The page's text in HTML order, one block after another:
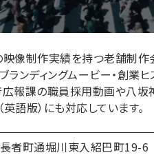
像制作実績を持つ老舗制作
ランディングムービー・創業
広報課の職員採用動画や八
語版）にも対応しています。
者町通堀川東入紹巴町19-6